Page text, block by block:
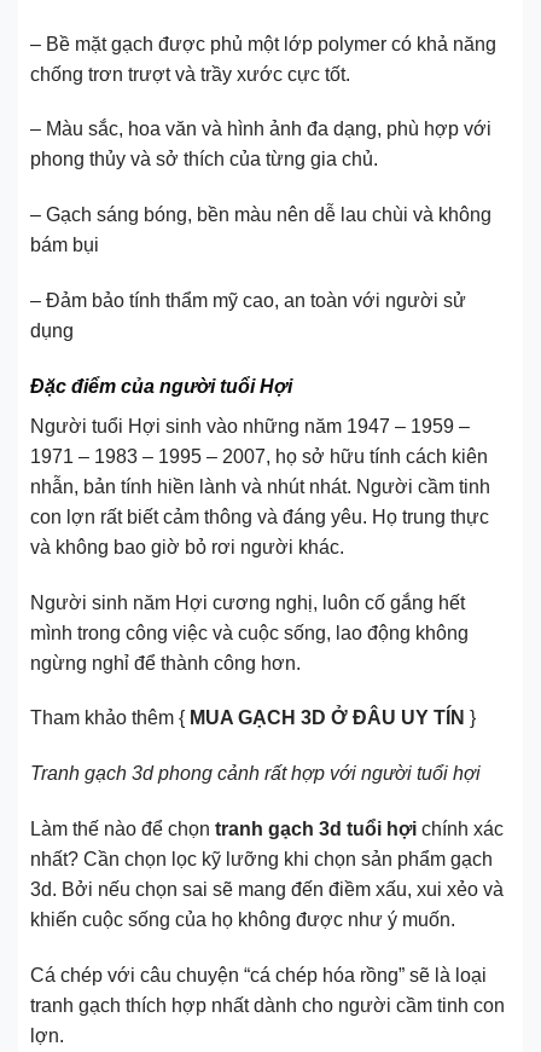
– Bề mặt gạch được phủ một lớp polymer có khả năng
chống trơn trượt và trầy xước cực tốt.
– Màu sắc, hoa văn và hình ảnh đa dạng, phù hợp với
phong thủy và sở thích của từng gia chủ.
– Gạch sáng bóng, bền màu nên dễ lau chùi và không
bám bụi
– Đảm bảo tính thẩm mỹ cao, an toàn với người sử
dụng
Đặc điểm của người tuổi Hợi
Người tuổi Hợi sinh vào những năm 1947 – 1959 –
1971 – 1983 – 1995 – 2007, họ sở hữu tính cách kiên
nhẫn, bản tính hiền lành và nhút nhát. Người cầm tinh
con lợn rất biết cảm thông và đáng yêu. Họ trung thực
và không bao giờ bỏ rơi người khác.
Người sinh năm Hợi cương nghị, luôn cố gắng hết
mình trong công việc và cuộc sống, lao động không
ngừng nghỉ để thành công hơn.
Tham khảo thêm { MUA GẠCH 3D Ở ĐÂU UY TÍN }
Tranh gạch 3d phong cảnh rất hợp với người tuổi hợi
Làm thế nào để chọn tranh gạch 3d tuổi hợi chính xác
nhất? Cần chọn lọc kỹ lưỡng khi chọn sản phẩm gạch
3d. Bởi nếu chọn sai sẽ mang đến điềm xấu, xui xẻo và
khiến cuộc sống của họ không được như ý muốn.
Cá chép với câu chuyện “cá chép hóa rồng” sẽ là loại
tranh gạch thích hợp nhất dành cho người cầm tinh con
lợn.